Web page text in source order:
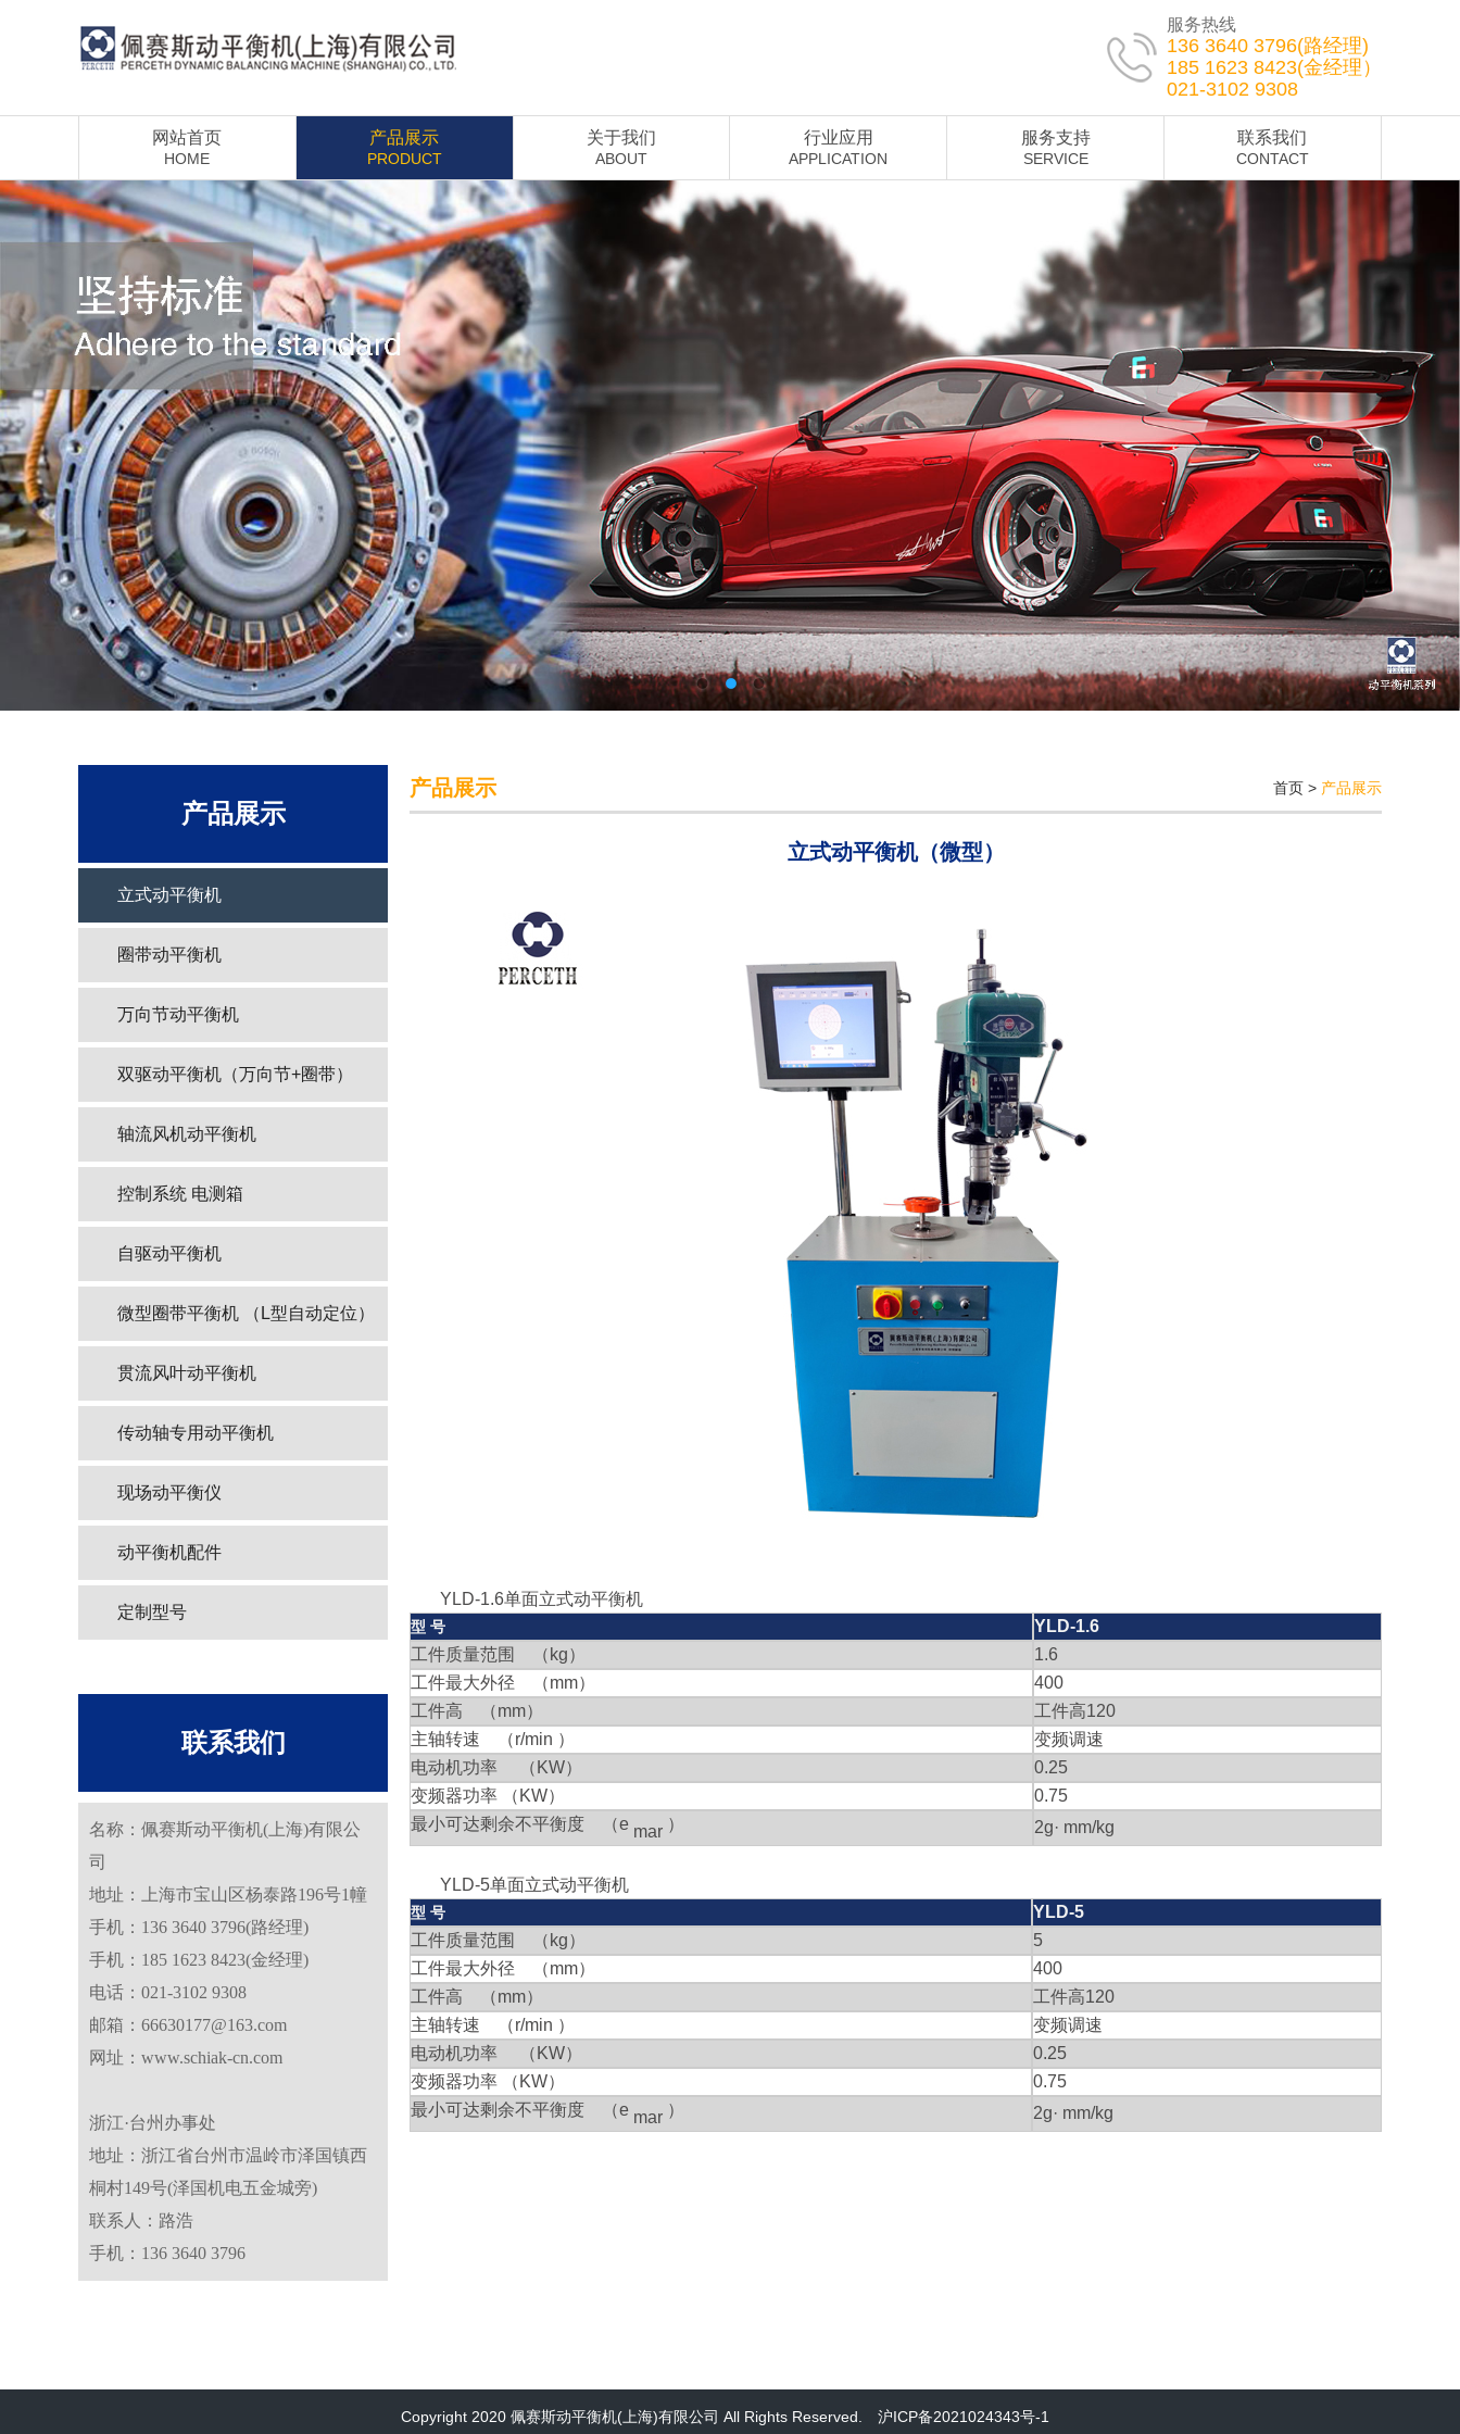
服务热线
136 3640 3796(路经理)
185 1623 8423(金经理）
021-3102 9308
网站首页
HOME
产品展示
PRODUCT
关于我们
ABOUT
行业应用
APPLICATION
服务支持
SERVICE
联系我们
CONTACT
产品展示
立式动平衡机
圈带动平衡机
万向节动平衡机
双驱动平衡机（万向节+圈带）
轴流风机动平衡机
控制系统 电测箱
自驱动平衡机
微型圈带平衡机 （L型自动定位）
贯流风叶动平衡机
传动轴专用动平衡机
现场动平衡仪
动平衡机配件
定制型号
联系我们
名称：佩赛斯动平衡机(上海)有限公
司
地址：上海市宝山区杨泰路196号1幢
手机：136 3640 3796(路经理)
手机：185 1623 8423(金经理)
电话：021-3102 9308
邮箱：66630177@163.com
网址：www.schiak-cn.com
浙江·台州办事处
地址：浙江省台州市温岭市泽国镇西
桐村149号(泽国机电五金城旁)
联系人：路浩
手机：136 3640 3796
产品展示 首页 > 产品展示
立式动平衡机（微型）
YLD-1.6单面立式动平衡机
型 号
YLD-1.6
工件质量范围 （ kg）
1.6
工件最大外径 （mm）
400
工件高 （mm） 工件高120
主轴转速
（r/min ）
变频调速
电动机功率 （ KW）
0.25
变频器功率 （ KW）
0.75
最小可达剩余不平衡度 （e mar ） 2g· mm/kg
YLD-5单面立式动平衡机
型 号
YLD-5
工件质量范围 （ kg）
5
工件最大外径 （mm）
400
工件高 （mm） 工件高120
主轴转速
（r/min ）
变频调速
电动机功率 （ KW）
0.25
变频器功率 （ KW）
0.75
最小可达剩余不平衡度 （e mar ） 2g· mm/kg
Copyright 2020 佩赛斯动平衡机(上海)有限公司 All Rights Reserved. 沪ICP备2021024343号-1